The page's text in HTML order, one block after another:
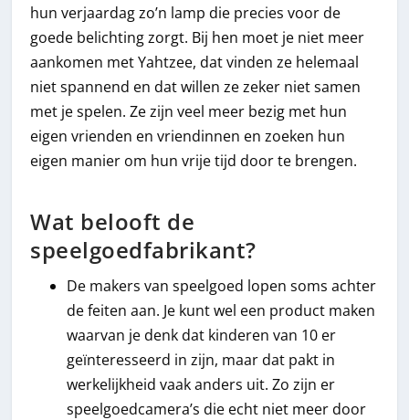
hun verjaardag zo’n lamp die precies voor de
goede belichting zorgt. Bij hen moet je niet meer
aankomen met Yahtzee, dat vinden ze helemaal
niet spannend en dat willen ze zeker niet samen
met je spelen. Ze zijn veel meer bezig met hun
eigen vrienden en vriendinnen en zoeken hun
eigen manier om hun vrije tijd door te brengen.
Wat belooft de
speelgoedfabrikant?
De makers van speelgoed lopen soms achter
de feiten aan. Je kunt wel een product maken
waarvan je denk dat kinderen van 10 er
geïnteresseerd in zijn, maar dat pakt in
werkelijkheid vaak anders uit. Zo zijn er
speelgoedcamera’s die echt niet meer door